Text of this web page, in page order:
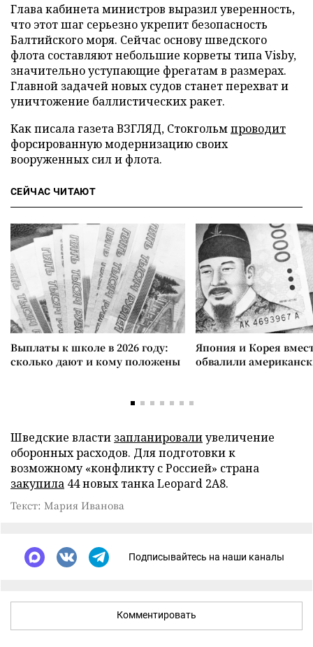
Глава кабинета министров выразил уверенность,
что этот шаг серьезно укрепит безопасность
Балтийского моря. Сейчас основу шведского
флота составляют небольшие корветы типа Visby,
значительно уступающие фрегатам в размерах.
Главной задачей новых судов станет перехват и
уничтожение баллистических ракет.
Как писала газета ВЗГЛЯД, Стокгольмпроводит
форсированную модернизацию своих
вооруженных сил и флота.
СЕЙЧАС ЧИТАЮТ
Выплаты к школе в 2026 году:
сколько дают и кому положены
Япония и Корея
обвалили
Шведские власти запланировалиувеличение
оборонных расходов. Для подготовки к
возможному «конфликту с Россией» страна
закупила 44 новых танка Leopard 2A8.
Текст: Мария Иванова
Подписывайтесь на наши каналы
Комментировать